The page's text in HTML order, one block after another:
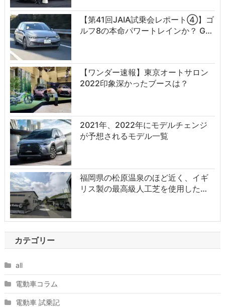
【第41回JAIA試乗会レポート④】ゴ
ルフ8の本命パワートレインか？ G…
【ワンダー速報】東京オートサロン
2022印象深かったブースは？
2021年、2022年にモデルチェンジ
が予想されるモデル一覧
福岡県の松原温泉のほど近く、イギ
リス製の最高級人工芝を使用した…
カテゴリー
all
電動車コラム
電動車 試乗記